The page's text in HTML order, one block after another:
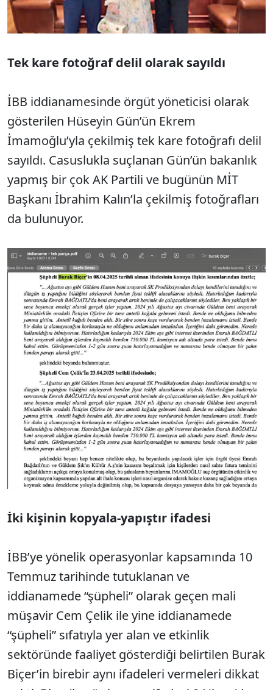
Tek kare fotoğraf delil olarak sayıldı
İBB iddianamesinde örgüt yöneticisi olarak
gösterilen Hüseyin Gün’ün Ekrem
İmamoğlu’yla çekilmiş tek kare fotoğrafı delil
sayıldı. Casuslukla suçlanan Gün’ün bakanlık
yapmış bir çok AK Partili ve bugünün MİT
Başkanı İbrahim Kalın’la çekilmiş fotoğrafları
da bulunuyor.
İki kişinin kopyala-yapıştır ifadesi
İBB’ye yönelik operasyonlar kapsamında 10
Temmuz tarihinde tutuklanan ve
iddianamede “şüpheli” olarak geçen mali
müşavir Cem Çelik ile yine iddianamede
“şüpheli” sıfatıyla yer alan ve etkinlik
sektöründe faaliyet gösterdiği belirtilen Burak
Biçer’in birebir aynı ifadeleri vermeleri dikkat